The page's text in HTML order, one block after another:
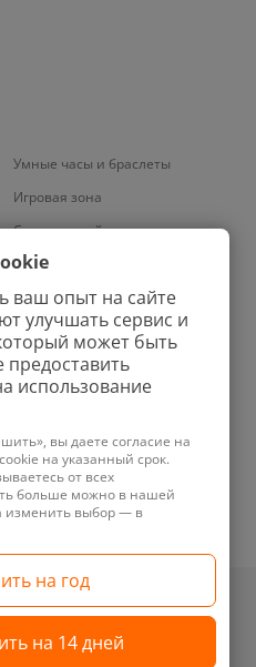
Умные часы и браслеты
Игровая зона
Смарт-устройства
Умный дом
Аудио
Фены
Ирригаторы
Зубные щетки
Зарядные устройства
Ноутбуки
нарушения их прав:
исполнительного органа по месту
района: +375173181333, +375173608211
обращения покупателей о нарушении их
граждан и юридических лиц.
ваш опыт на сайте
улучшать сервис и
может быть
использование
вы даете согласие на
на указанный срок.
от всех
больше можно в нашей
изменить выбор — в